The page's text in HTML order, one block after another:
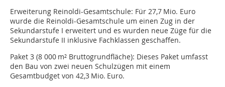
Erweiterung Reinoldi-Gesamtschule: Für 27,7 Mio. Euro
wurde die Reinoldi-Gesamtschule um einen Zug in der
Sekundarstufe I erweitert und es wurden neue Züge für die
Sekundarstufe II inklusive Fachklassen geschaffen.
Paket 3 (8 000 m² Bruttogrundfläche): Dieses Paket umfasst
den Bau von zwei neuen Schulzügen mit einem
Gesamtbudget von 42,3 Mio. Euro.